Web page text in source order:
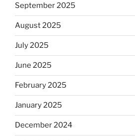
September 2025
August 2025
July 2025
June 2025
February 2025
January 2025
December 2024